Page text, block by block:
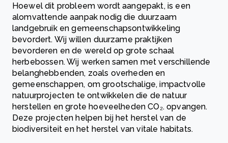
Hoewel dit probleem wordt aangepakt, is een
alomvattende aanpak nodig die duurzaam
landgebruik en gemeenschapsontwikkeling
bevordert. Wij willen duurzame praktijken
bevorderen en de wereld op grote schaal
herbebossen. Wij werken samen met verschillende
belanghebbenden, zoals overheden en
gemeenschappen, om grootschalige, impactvolle
natuurprojecten te ontwikkelen die de natuur
herstellen en grote hoeveelhedenCO₂.opvangen.
Deze projecten helpen bij het herstel van de
biodiversiteit en het herstel van vitale habitats.